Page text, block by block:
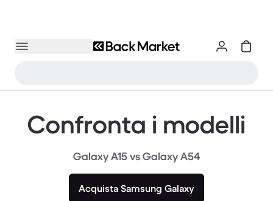
Confronta i modelli
Galaxy A15 vs Galaxy A54
Acquista Samsung Galaxy